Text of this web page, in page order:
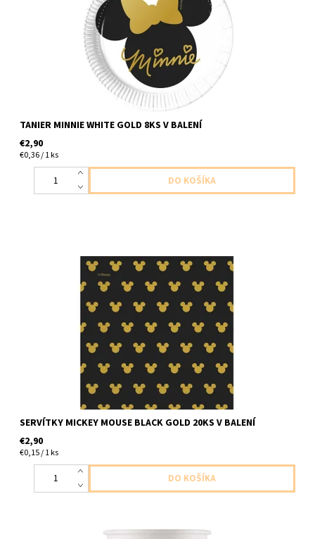
TANIER MINNIE WHITE GOLD 8KS V BALENÍ
€2,90
€0,36 / 1 ks
Papierové servítky Mickey mouse cierno zlate 2vrstvove 20ks v
balení velkost 33x33cm
SERVÍTKY MICKEY MOUSE BLACK GOLD 20KS V BALENÍ
€2,90
€0,15 / 1 ks